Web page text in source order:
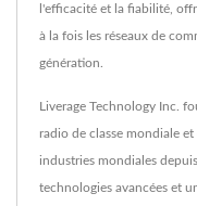
l'efficacité et la fiabilité,
à la fois les réseaux de
génération.
Liverage Technology Inc.
radio de classe mondiale
industries mondiales
technologies avancées et